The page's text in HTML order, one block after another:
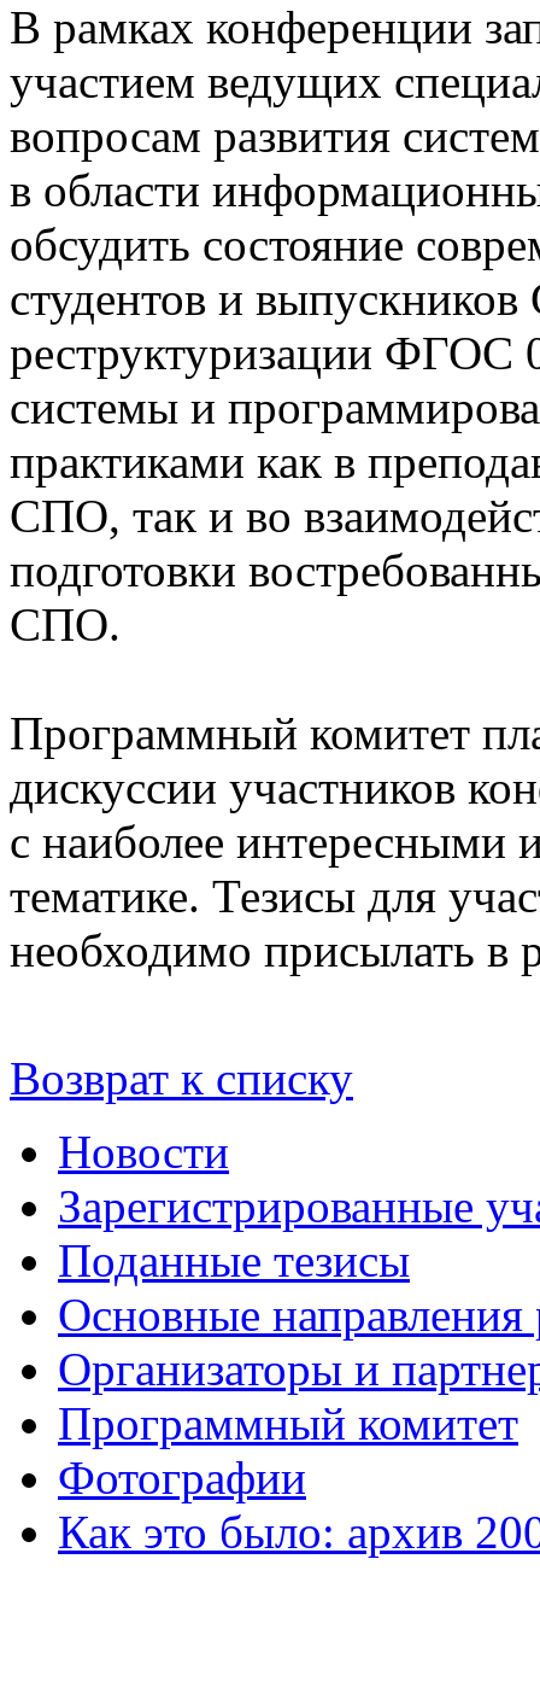
В рамках конференции
участием ведущих
вопросам развития
в области
обсудить состояние
студентов и
реструктуризации
системы и
практиками как в
СПО, так и во
подготовки
СПО.
Программный комитет
дискуссии участников
с наиболее интересными
тематике. Тезисы для
необходимо присылать в
Возврат к списку
Новости
Зарегистрированные
Поданные тезисы
Основные направления
Организаторы и
Программный комитет
Фотографии
Как это было: архив